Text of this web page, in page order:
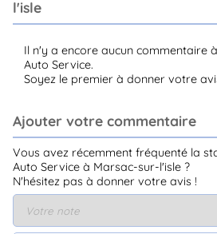
l'isle
Il n'y a encore aucun commentaire
Auto Service.
Soyez le premier à donner votre
Ajouter votre commentaire
Vous avez récemment fréquenté la
Auto Service à Marsac-sur-l'isle ?
N'hésitez pas à donner votre avis !